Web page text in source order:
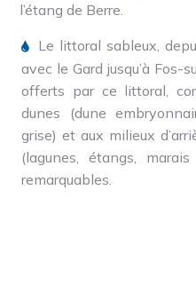
l’étang de Berre.
Le littoral sableux,
avec le Gard jusqu’à Fos-
offerts par ce littoral,
dunes (dune
grise) et aux milieux
(lagunes, étangs,
remarquables.